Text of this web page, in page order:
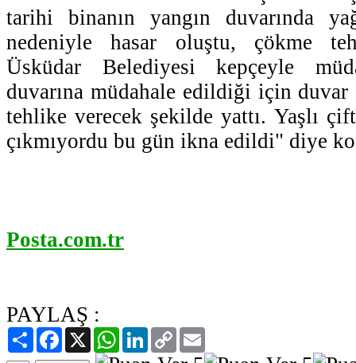
tarihi binanın yangın duvarında
nedeniyle hasar oluştu, çökme
Üsküdar Belediyesi kepçeyle
duvarına müdahale edildiği için
tehlike verecek şekilde yattı. Yaşlı
çıkmıyordu bu gün ikna edildi" diye
Posta.com.tr
PAYLAŞ :
PaylaşFacebook
X WhatsAppLinkedIn
Copy
Link